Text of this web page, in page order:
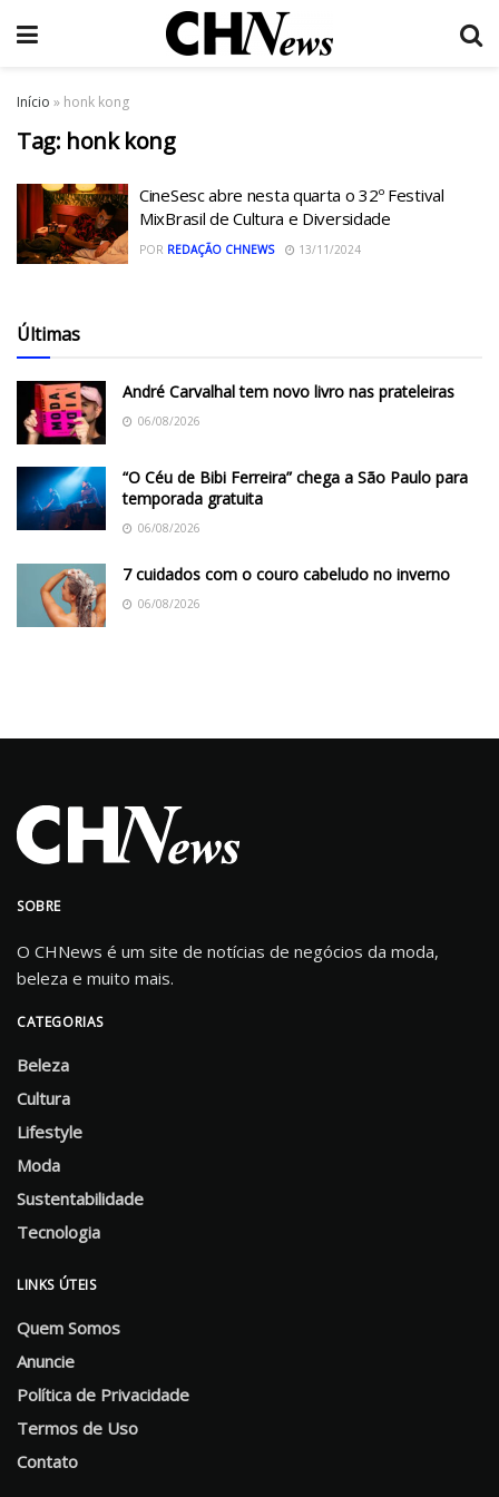
Início » honk kong
Tag: honk kong
CineSesc abre nesta quarta o 32º Festival
MixBrasil de Cultura e Diversidade
POR REDAÇÃO CHNEWS 13/11/2024
Últimas
André Carvalhal tem novo livro nas prateleiras
06/08/2026
“O Céu de Bibi Ferreira” chega a São Paulo para
temporada gratuita
06/08/2026
7 cuidados com o couro cabeludo no inverno
06/08/2026
SOBRE
O CHNews é um site de notícias de negócios da moda,
beleza e muito mais.
CATEGORIAS
Beleza
Cultura
Lifestyle
Moda
Sustentabilidade
Tecnologia
LINKS ÚTEIS
Quem Somos
Anuncie
Política de Privacidade
Termos de Uso
Contato